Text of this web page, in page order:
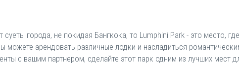
суеты города, не покидая Бангкока, то Lumphini Park - это место,
можете арендовать различные лодки и насладиться
с вашим партнером, сделайте этот парк одним из лучших мест